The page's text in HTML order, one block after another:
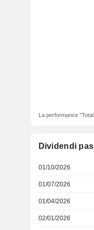
La performance
Dividendi
01/10/2026
01/07/2026
01/04/2026
02/01/2026